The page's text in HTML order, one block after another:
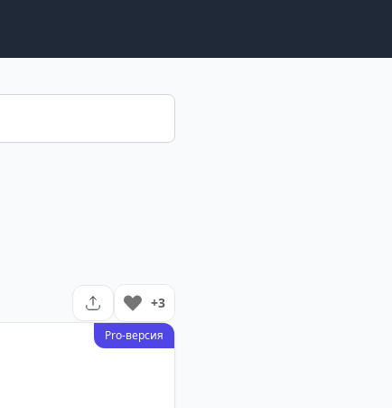
+3
Pro-версия